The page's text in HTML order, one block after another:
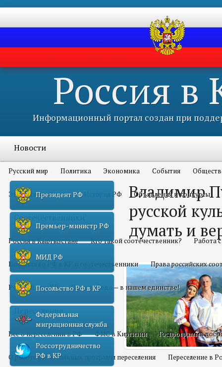
Россия в
Информационный портал создан при
Новости
Русский мир Политика Экономика События
Это интересно всем История РФ Объявления и конкурсы
Соотечественники
Россия в Кыргызстане Кто такой соотечественник? Работа
Посольство РФ в КР и соотечественники Права российских
Русский мир КР Наша победа — в нашем единстве!
Переселение
Все о переселении в РФ ФМС в Киргизии Госпрограмма
О работе региональных программ переселения Переселение в
Президент РФ
Премьер-министр РФ
МИД РФ
Посольство РФ в КР
Федеральная
миграционная служба
Россотрудничество
РФ в КР
Владимир
русской
думать и